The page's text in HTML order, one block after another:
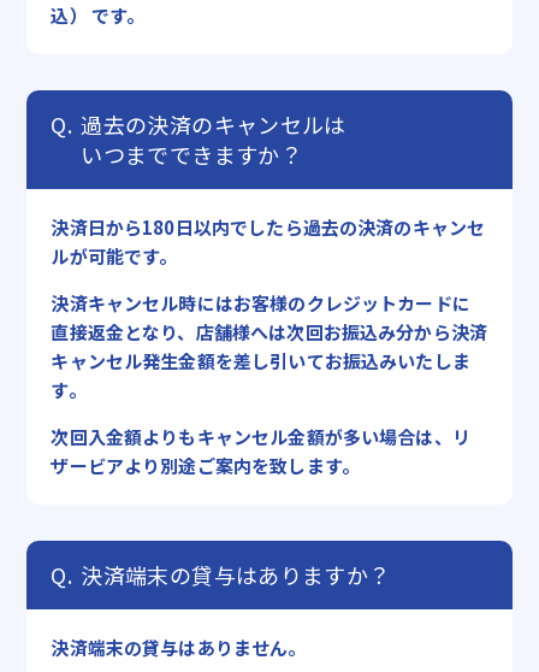
込） です。
過去の決済のキャンセルは
いつまでできますか？
決済日から180日以内でしたら過去の決済のキャンセ
ルが可能です。
決済キャンセル時にはお客様のクレジットカードに
直接返金となり、店舗様へは次回お振込み分から決済
キャンセル発生金額を差し引いてお振込みいたしま
す。
次回入金額よりもキャンセル金額が多い場合は、リ
ザービアより別途ご案内を致します。
決済端末の貸与はありますか？
決済端末の貸与はありません。